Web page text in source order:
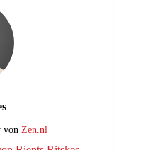
von Zen.nl